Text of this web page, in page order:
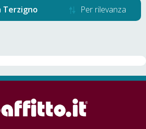
Terzigno Per rilevanza